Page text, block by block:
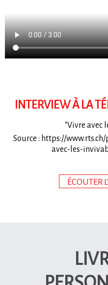
INTERVIEW À LA
"Vivre avec
Source : https://
avec-les-
ÉCOUTER